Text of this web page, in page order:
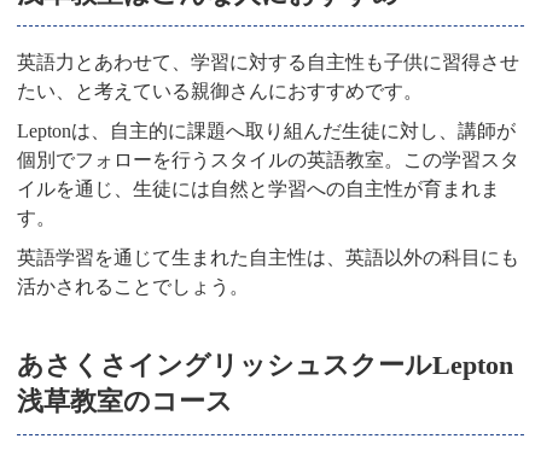
英語力とあわせて、学習に対する自主性も子供に習得させ
たい、と考えている親御さんにおすすめです。
Leptonは、自主的に課題へ取り組んだ生徒に対し、講師が
個別でフォローを行うスタイルの英語教室。この学習スタ
イルを通じ、生徒には自然と学習への自主性が育まれま
す。
英語学習を通じて生まれた自主性は、英語以外の科目にも
活かされることでしょう。
あさくさイングリッシュスクールLepton
浅草教室のコース